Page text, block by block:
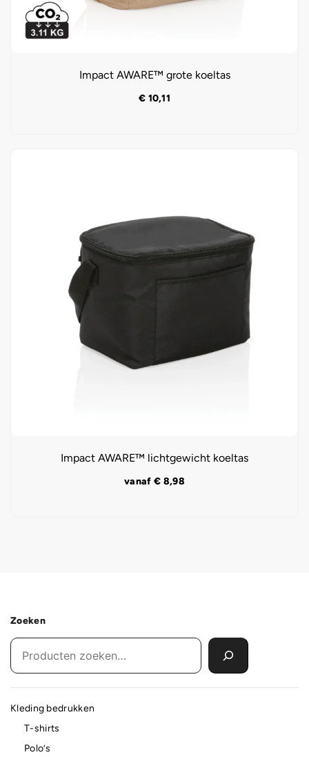
Impact AWARE™ grote koeltas
€ 10,11
Impact AWARE™ lichtgewicht koeltas
vanaf € 8,98
Zoeken
Kleding bedrukken
T-shirts
Polo’s